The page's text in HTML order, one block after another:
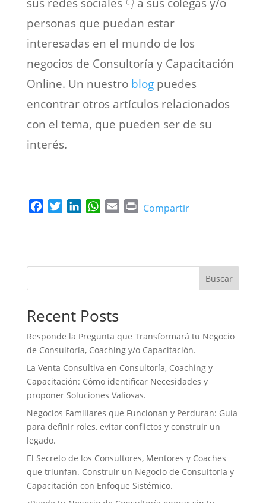
personas que puedan estar
interesadas en el mundo de los
negocios de Consultoría y Capacitación
Online. Un nuestro blogpuedes
encontrar otros artículos relacionados
con el tema, que pueden ser de su
interés.
b
o
t
r
e
I
W
s
p
l
P
t
Compartir
Buscar
Recent Posts
Responde la Pregunta que Transformará tu Negocio
de Consultoría, Coaching y/o Capacitación.
La Venta Consultiva en Consultoría, Coaching y
Capacitación: Cómo identificar Necesidades y
proponer Soluciones Valiosas.
Negocios Familiares que Funcionan y Perduran: Guía
para definir roles, evitar conflictos y construir un
legado.
El Secreto de los Consultores, Mentores y Coaches
que triunfan. Construir un Negocio de Consultoría y
Capacitación con Enfoque Sistémico.